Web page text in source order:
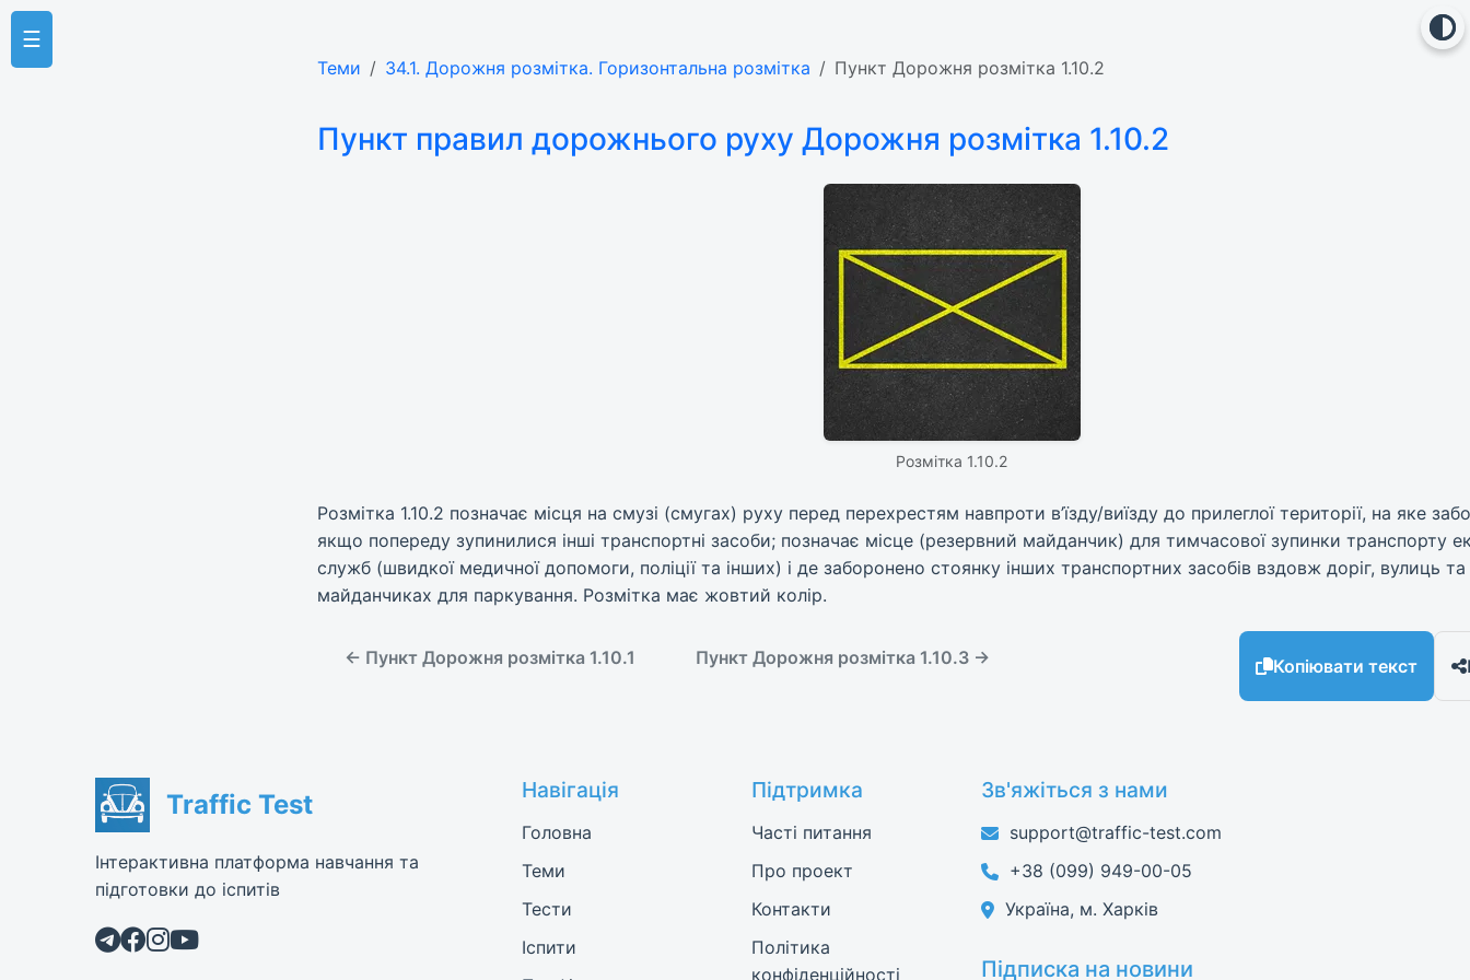
☰
Теми 34.1. Дорожня розмітка. Горизонтальна розмітка Пункт Дорожня розмітка 1.10.2
Пункт правил дорожнього руху Дорожня розмітка 1.10.2
Розмітка 1.10.2
Розмітка 1.10.2 позначає місця на смузі (смугах) руху перед перехрестям навпроти в’їзду/виїзду до прилеглої території, на яке
якщо попереду зупинилися інші транспортні засоби; позначає місце (резервний майданчик) для тимчасової зупинки транспорту
служб (швидкої медичної допомоги, поліції та інших) і де заборонено стоянку інших транспортних засобів вздовж доріг, вулиць та
майданчиках для паркування. Розмітка має жовтий колір.
← Пункт Дорожня розмітка 1.10.1 Пункт Дорожня розмітка 1.10.3 → Копіювати текст
Traffic Test
Інтерактивна платформа навчання та
підготовки до іспитів
Навігація
Головна
Теми
Тести
Іспити
Підтримка
Часті питання
Про проект
Контакти
Політика
конфіденційності
Зв'яжіться з нами
support@traffic-test.com
+38 (099) 949-00-05
Україна, м. Харків
Підписка на новини